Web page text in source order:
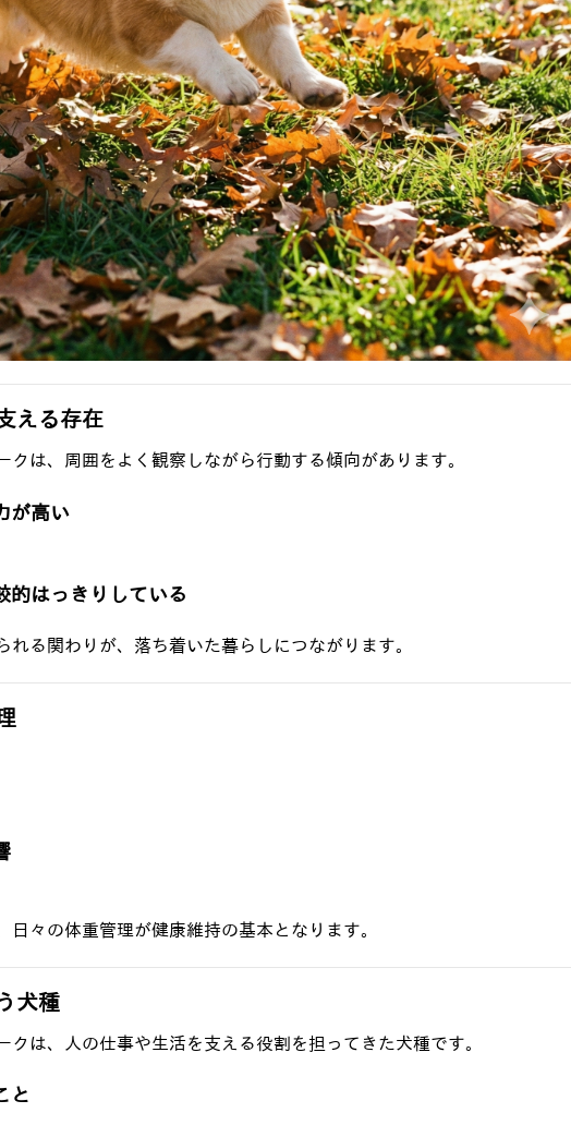
える存在
クは、周囲をよく観察しながら行動する傾向があります。
が高い
的はっきりしている
る関わりが、落ち着いた暮らしにつながります。
々の体重管理が健康維持の基本となります。
犬種
クは、人の仕事や生活を支える役割を担ってきた犬種です。
と